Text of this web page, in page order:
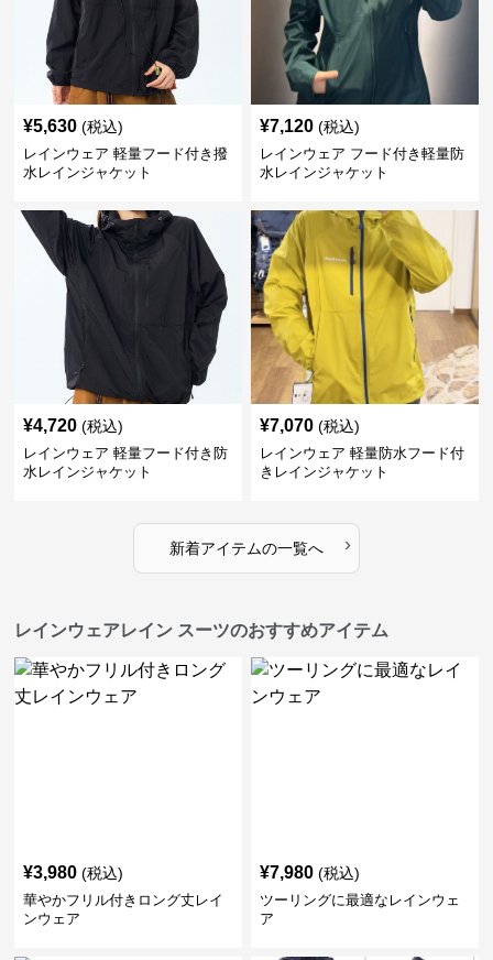
¥5,630 (税込)
レインウェア 軽量フード付き撥
水レインジャケット
¥7,120 (税込)
レインウェア フード付き軽量防
水レインジャケット
¥4,720 (税込)
レインウェア 軽量フード付き防
水レインジャケット
¥7,070 (税込)
レインウェア 軽量防水フード付
きレインジャケット
新着アイテムの一覧へ ›
レインウェアレイン スーツのおすすめアイテム
¥3,980 (税込)
華やかフリル付きロング丈レイ
ンウェア
¥7,980 (税込)
ツーリングに最適なレインウェ
ア